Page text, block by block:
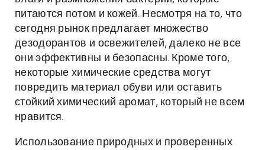
питаются потом и кожей. Несмотря на то, что
сегодня рынок предлагает множество
дезодорантов и освежителей, далеко не все
они эффективны и безопасны. Кроме того,
некоторые химические средства могут
повредить материал обуви или оставить
стойкий химический аромат, который не всем
нравится.
Использование природных и проверенных